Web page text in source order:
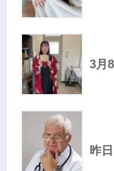
3月
昨